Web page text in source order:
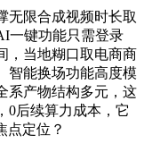
限合成视频时长取
一键功能只需登录
，当地糊口取电商商
智能换场功能高度模
系产物结构多元，这
0后续算力成本，它
点定位？